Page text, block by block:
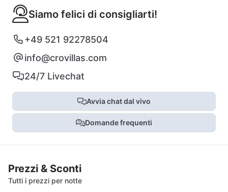
Siamo felici di consigliarti!
+49 521 92278504
info@crovillas.com
24/7 Livechat
Avvia chat dal vivo
Domande frequenti
Prezzi & Sconti
Tutti i prezzi per notte